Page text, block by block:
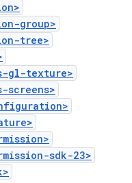
group>
tree>
gl-texture>
screens>
sdk-23>